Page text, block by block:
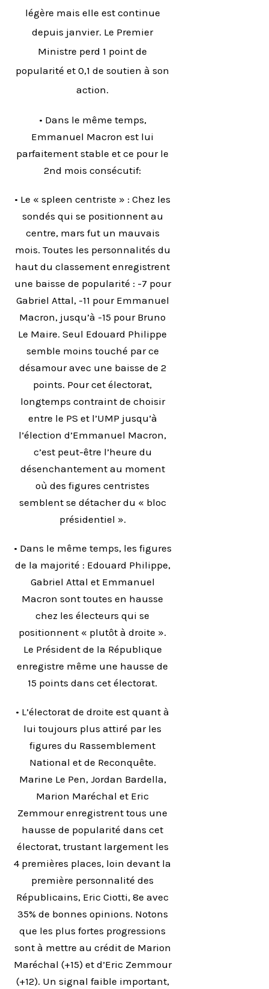
légère mais elle est continue
depuis janvier. Le Premier
Ministre perd 1 point de
popularité et 0,1 de soutien à son
action.
• Dans le même temps,
Emmanuel Macron est lui
parfaitement stable et ce pour le
2nd mois consécutif:
• Le « spleen centriste » : Chez les
sondés qui se positionnent au
centre, mars fut un mauvais
mois. Toutes les personnalités du
haut du classement enregistrent
une baisse de popularité : -7 pour
Gabriel Attal, -11 pour Emmanuel
Macron, jusqu’à -15 pour Bruno
Le Maire. Seul Edouard Philippe
semble moins touché par ce
désamour avec une baisse de 2
points. Pour cet électorat,
longtemps contraint de choisir
entre le PS et l’UMP jusqu’à
l’élection d’Emmanuel Macron,
c’est peut-être l’heure du
désenchantement au moment
où des figures centristes
semblent se détacher du « bloc
présidentiel ».
• Dans le même temps, les figures
de la majorité : Edouard Philippe,
Gabriel Attal et Emmanuel
Macron sont toutes en hausse
chez les électeurs qui se
positionnent « plutôt à droite ».
Le Président de la République
enregistre même une hausse de
15 points dans cet électorat.
• L’électorat de droite est quant à
lui toujours plus attiré par les
figures du Rassemblement
National et de Reconquête.
Marine Le Pen, Jordan Bardella,
Marion Maréchal et Eric
Zemmour enregistrent tous une
hausse de popularité dans cet
électorat, trustant largement les
4 premières places, loin devant la
première personnalité des
Républicains, Eric Ciotti, 8e avec
35% de bonnes opinions. Notons
que les plus fortes progressions
sont à mettre au crédit de Marion
Maréchal (+15) et d’Eric Zemmour
(+12). Un signal faible important,